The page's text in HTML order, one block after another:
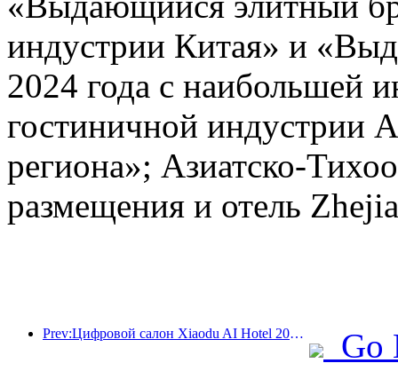
индустрии Китая» и
2024 года с наибольшей
гостиничной индустрии
региона»; Азиатско-
размещения и отель
Prev:Цифровой салон Xiaodu AI Hotel 2024 успешно завершился! Ускорить реконструкцию будущего отеля
Go